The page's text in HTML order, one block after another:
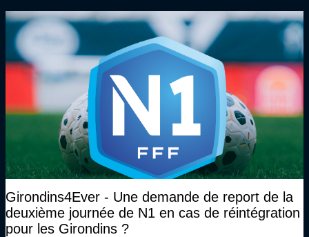
Girondins4Ever - Une demande de report de la
deuxième journée de N1 en cas de réintégration
pour les Girondins ?